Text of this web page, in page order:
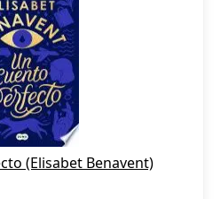
(Elisabet Benavent)